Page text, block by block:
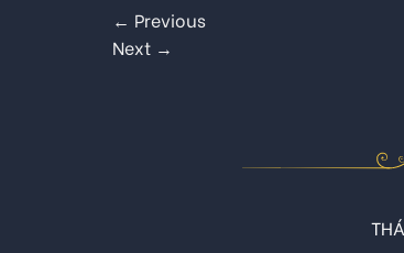
← Previous
Next →